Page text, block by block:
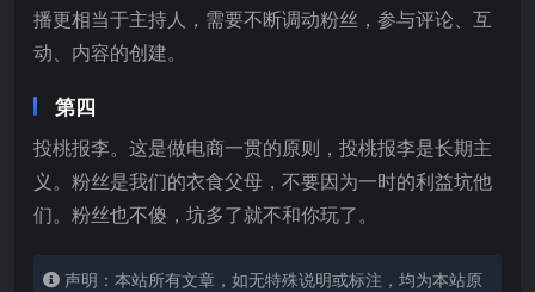
播更相当于主持人，需要不断调动粉丝，参与评论、互
动、内容的创建。
第四
投桃报李。这是做电商一贯的原则，投桃报李是长期主
义。粉丝是我们的衣食父母，不要因为一时的利益坑他
们。粉丝也不傻，坑多了就不和你玩了。
声明：本站所有文章，如无特殊说明或标注，均为本站原